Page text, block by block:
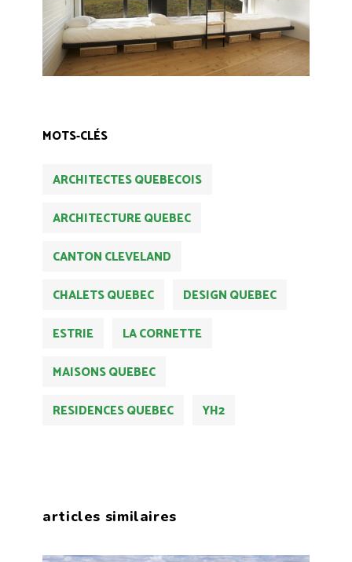
MOTS-CLÉS
ARCHITECTES QUEBECOIS
ARCHITECTURE QUEBEC
CANTON CLEVELAND
CHALETS QUEBEC
DESIGN QUEBEC
ESTRIE
LA CORNETTE
MAISONS QUEBEC
RESIDENCES QUEBEC
YH2
articles similaires